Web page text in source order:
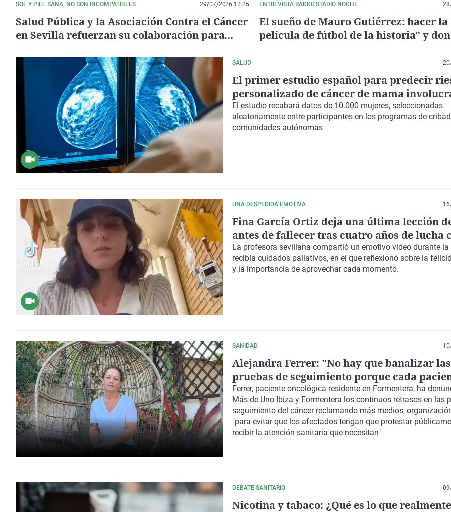
SOL Y PIEL SANA, NO SON INCOMPATIBLES 29/07/2026 12:25
Salud Pública y la Asociación Contra el Cáncer
en Sevilla refuerzan su colaboración para
ENTREVISTA RADIOESTADIO NOCHE
El sueño de Mauro Gutiérrez: hacer
película de fútbol de la historia" y
SALUD
El primer estudio español para predecir
personalizado de cáncer de mama
Comunitat Valenciana
El estudio recabará datos de 10.000 mujeres, seleccionadas
aleatoriamente entre participantes en los programas de
comunidades autónomas
UNA DESPEDIDA EMOTIVA
Fina García Ortiz deja una última lección
antes de fallecer tras cuatro años de lucha
cáncer: "Me voy feliz y en calma"
La profesora sevillana compartió un emotivo vídeo durante la
recibía cuidados paliativos, en el que reflexionó sobre la
y la importancia de aprovechar cada momento.
SANIDAD
Alejandra Ferrer: "No hay que banalizar las
pruebas de seguimiento porque cada
oncológico es diferente y porque son
conocer tu futuro"
Ferrer, paciente oncológica residente en Formentera, ha
Más de Uno Ibiza y Formentera los continuos retrasos en las
seguimiento del cáncer reclamando más medios,
"para evitar que los afectados tengan que protestar
recibir la atención sanitaria que necesitan"
DEBATE SANITARIO
Nicotina y tabaco: ¿Qué es lo que realmente